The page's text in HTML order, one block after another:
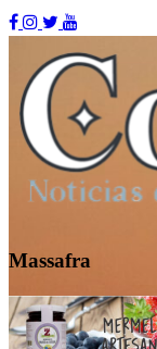
Skip
content
Contraste
Massafra